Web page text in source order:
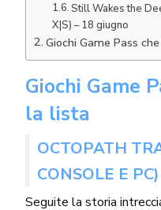
Still Wakes the
X|S) – 18 giugno
Giochi Game Pass
Giochi Game
la lista
OCTOPATH
CONSOLE E
Seguite la storia